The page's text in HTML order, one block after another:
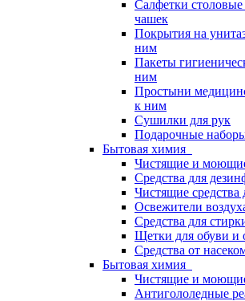
Салфетки
чашек
Покрытия на
ним
Пакеты
ним
Простыни
к ним
Сушилки для рук
Подарочные
Бытовая химия
Чистящие и
Средства для
Чистящие средства
Освежители
Средства для
Щетки для обуви и
Средства от
Бытовая химия
Чистящие и
Антигололедные